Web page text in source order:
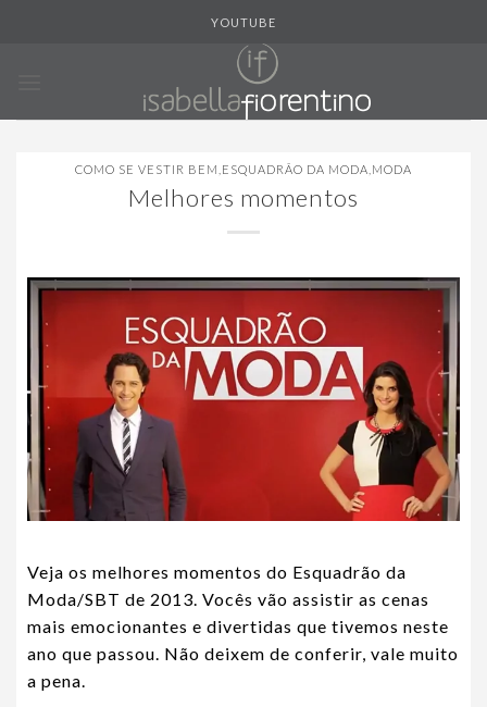
YOUTUBE
COMO SE VESTIR BEM ESQUADRÃO DA MODA MODA
Melhores momentos
Veja os melhores momentos do Esquadrão da
Moda/SBT de 2013. Vocês vão assistir as cenas
mais emocionantes e divertidas que tivemos neste
ano que passou. Não deixem de conferir, vale muito
a pena.